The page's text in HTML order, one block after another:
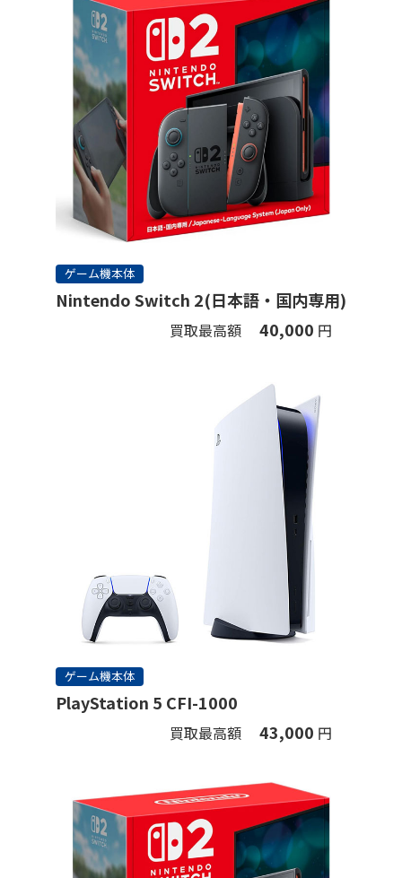
ゲーム機本体
Nintendo Switch 2(日本語・国内専用)
買取最高額 40,000 円
ゲーム機本体
PlayStation 5 CFI-1000
買取最高額 43,000 円